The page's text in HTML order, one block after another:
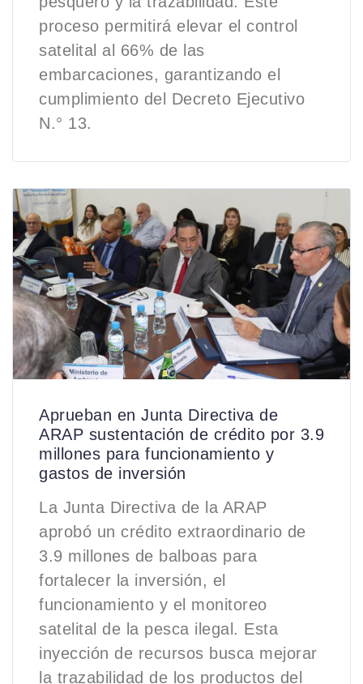
proceso permitirá elevar el control
satelital al 66% de las
embarcaciones, garantizando el
cumplimiento del Decreto Ejecutivo
N.° 13.
Aprueban en Junta Directiva de
ARAP sustentación de crédito por 3.9
millones para funcionamiento y
gastos de inversión
La Junta Directiva de la ARAP
aprobó un crédito extraordinario de
3.9 millones de balboas para
fortalecer la inversión, el
funcionamiento y el monitoreo
satelital de la pesca ilegal. Esta
inyección de recursos busca mejorar
la trazabilidad de los productos del